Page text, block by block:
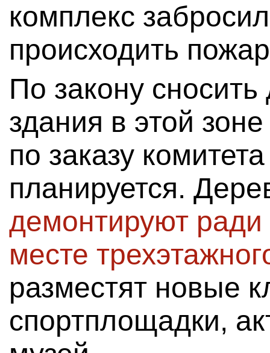
комплекс
происходить
По закону
здания в этой
по заказу
планируется.
демонтируют ради
месте
разместят новые
спортплощадки,